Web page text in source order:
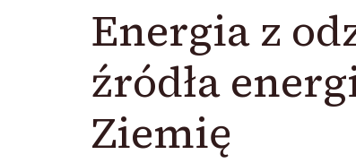
Energia z
źródła
Ziemię